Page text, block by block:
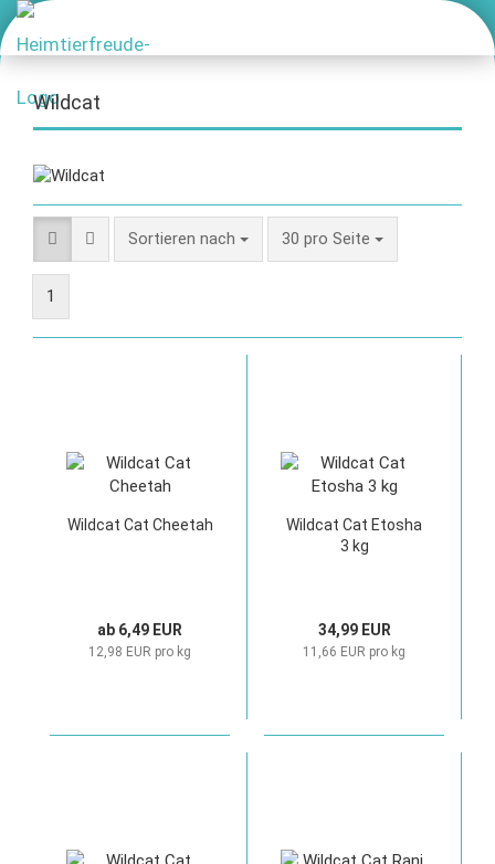
Wildcat
Sortieren nach 30 pro Seite
1
Wildcat Cat Cheetah
ab 6,49 EUR
12,98 EUR pro kg
Wildcat Cat Etosha
3 kg
34,99 EUR
11,66 EUR pro kg